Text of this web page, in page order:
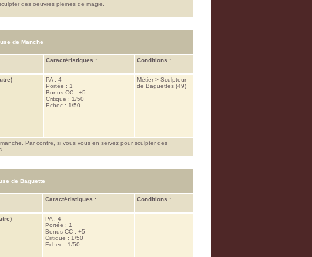
des oeuvres pleines de magie.
de Manche
Caractéristiques : Conditions :
PA : 4
Portée : 1
Bonus CC : +5
Critique : 1/50
Echec : 1/50
Métier > Sculpteur
de Baguettes (49)
Par contre, si vous vous en servez pour sculpter des
de Baguette
Caractéristiques : Conditions :
PA : 4
Portée : 1
Bonus CC : +5
Critique : 1/50
Echec : 1/50